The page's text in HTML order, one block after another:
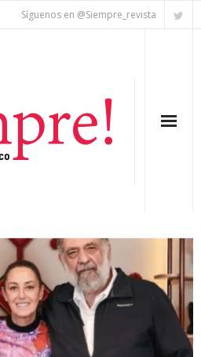
Síguenos en @Siempre_revista